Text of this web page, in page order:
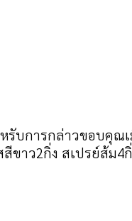
บการกล่าวขอบคุ
ขาว2กิ่ง สเปรย์ส้ม4